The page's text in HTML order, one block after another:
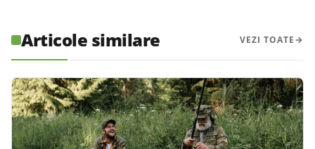
Articole similare VEZI TOATE